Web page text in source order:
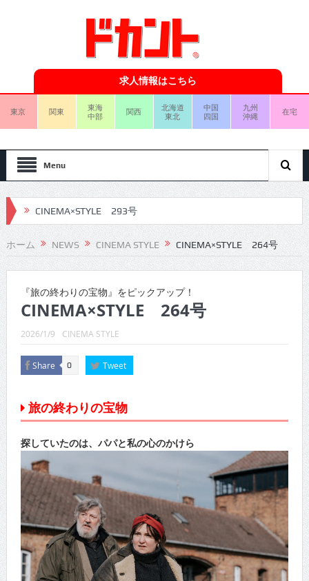
求人情報はこちら
東京 関東
東海
中部
関西
北海道
東北
中国
四国
九州
沖縄
在宅
Menu
CINEMA×STYLE 293号
CINEMA×STYLE 292号
CINEMA×STYLE 291号
CINEMA×STYLE 290号
CINEMA×STYLE 289号
CINEMA×STYLE 287号
CINEMA×STYLE 285号
CINEMA×STYLE 294号
ホーム NEWS CINEMA STYLE CINEMA×STYLE 264号
『旅の終わりの宝物』をピックアップ！
CINEMA×STYLE 264号
2026/1/9 CINEMA STYLE
Share 0 Tweet
旅の終わりの宝物
探していたのは、パパと私の心のかけら